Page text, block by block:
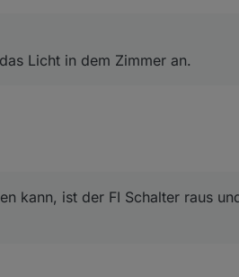
Licht in dem Zimmer an.
kann, ist der FI Schalter raus